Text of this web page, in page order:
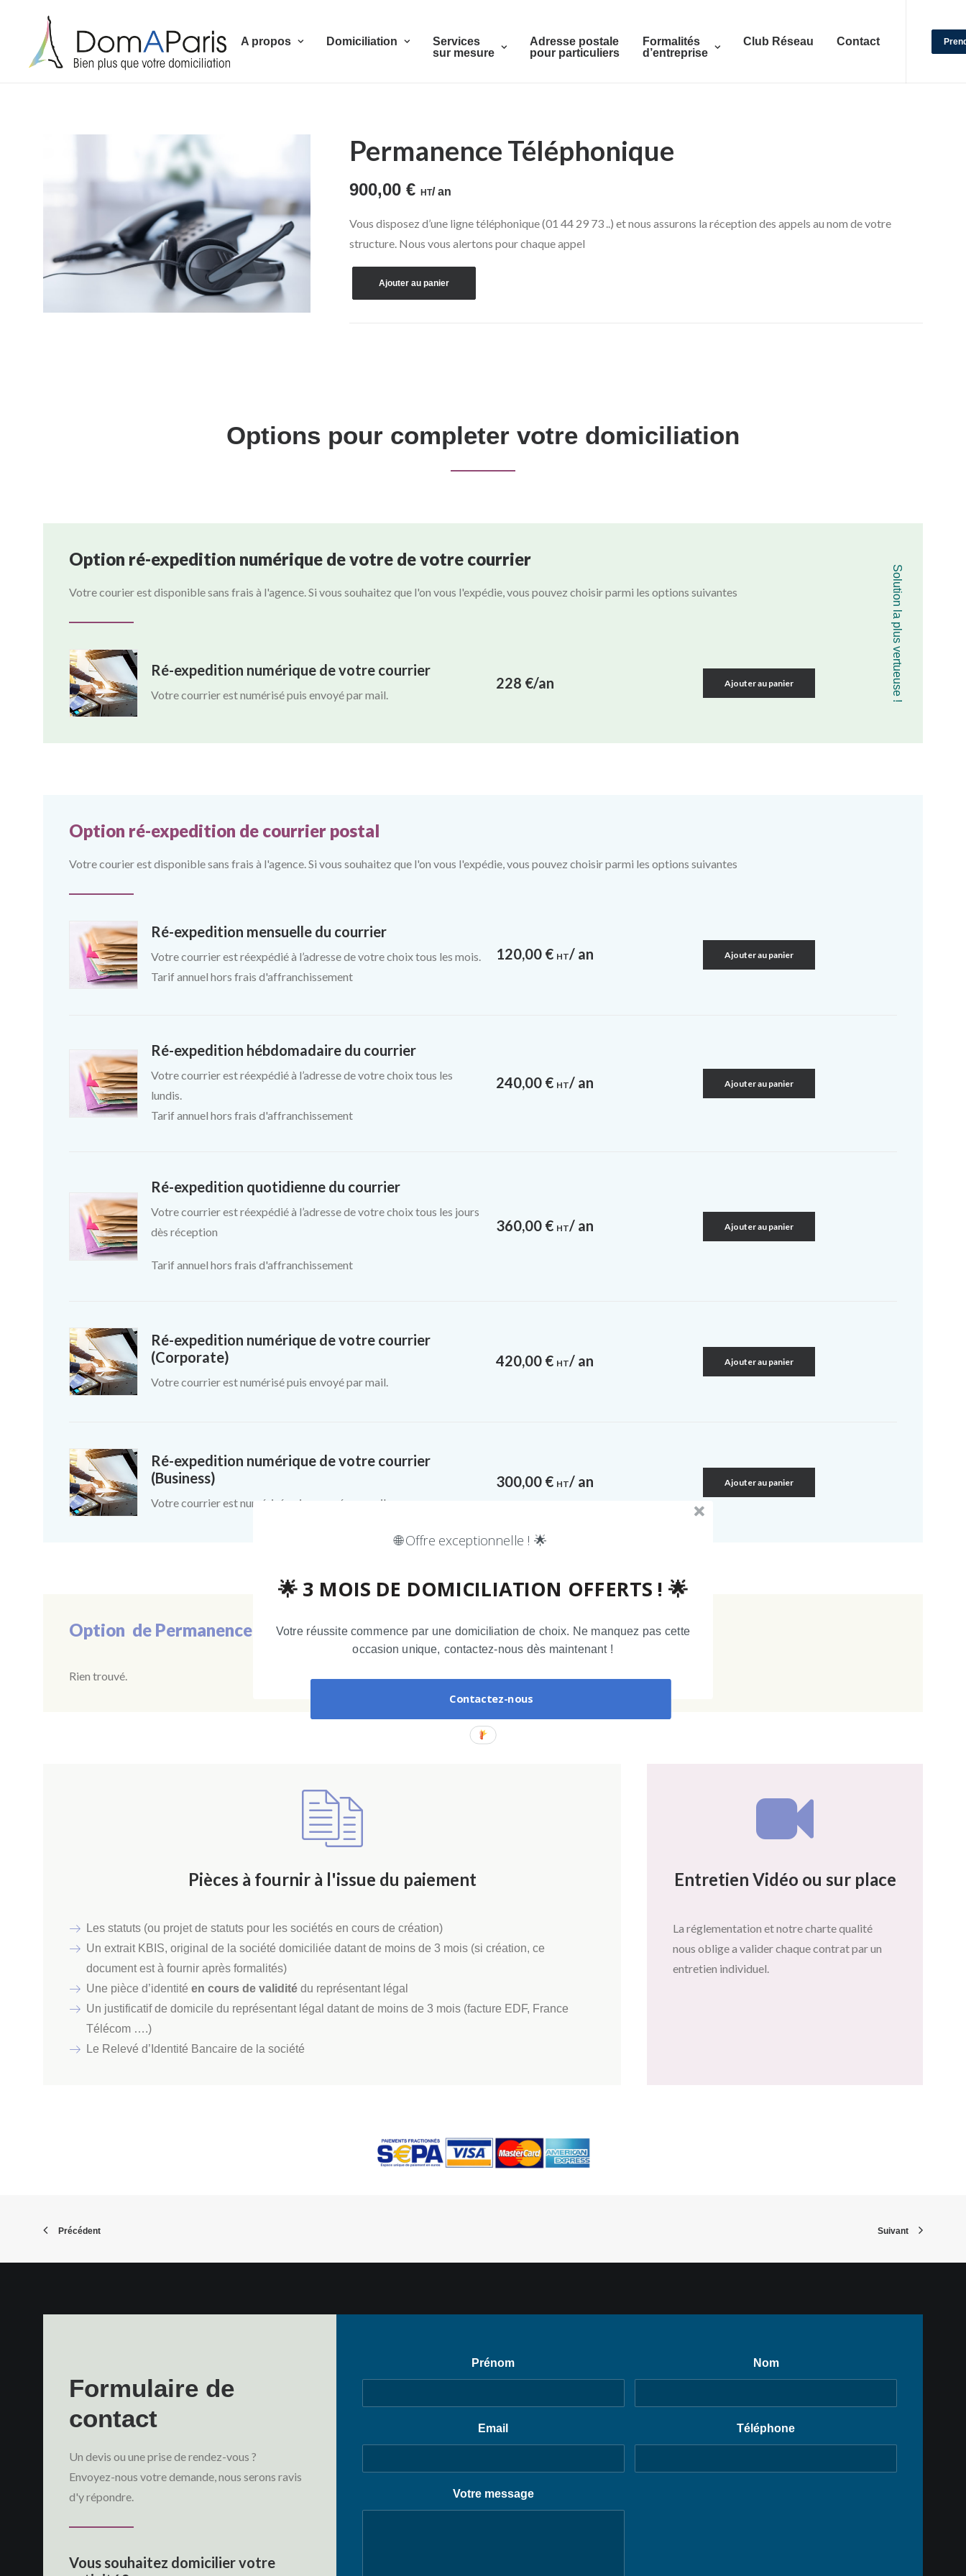
A propos Domiciliation
Services
sur mesure
Adresse postale
pour particuliers
Formalités
d’entreprise
Club Réseau Contact
Permanence Téléphonique
900,00 € HT/ an
Vous disposez d’une ligne téléphonique (01 44 29 73 ..) et nous assurons la réception des appels au nom de votre
structure. Nous vous alertons pour chaque appel
Ajouter au panier
Options pour completer votre domiciliation
Option ré-expedition numérique de votre de votre courrier
Votre courier est disponible sans frais à l'agence. Si vous souhaitez que l'on vous l'expédie, vous pouvez choisir parmi les options suivantes
Ré-expedition numérique de votre courrier
Votre courrier est numérisé puis envoyé par mail.
228 €/an Ajouter au panier Solution la plus vertueuse !
Option ré-expedition de courrier postal
Votre courier est disponible sans frais à l'agence. Si vous souhaitez que l'on vous l'expédie, vous pouvez choisir parmi les options suivantes
Ré-expedition mensuelle du courrier
Votre courrier est réexpédié à l’adresse de votre choix tous les mois.
Tarif annuel hors frais d'affranchissement
120,00 € HT/ an Ajouter au panier
Ré-expedition hébdomadaire du courrier
Votre courrier est réexpédié à l’adresse de votre choix tous les
lundis.
Tarif annuel hors frais d'affranchissement
240,00 € HT/ an Ajouter au panier
Ré-expedition quotidienne du courrier
Votre courrier est réexpédié à l’adresse de votre choix tous les jours
dès réception
Tarif annuel hors frais d'affranchissement
360,00 € HT/ an Ajouter au panier
Ré-expedition numérique de votre courrier
(Corporate)
Votre courrier est numérisé puis envoyé par mail.
420,00 € HT/ an Ajouter au panier
Ré-expedition numérique de votre courrier
(Business)
Votre courrier est numérisé puis envoyé par mail.
300,00 € HT/ an Ajouter au panier
Option de Permanence téléphonique
Rien trouvé.
Pièces à fournir à l'issue du paiement
Les statuts (ou projet de statuts pour les sociétés en cours de création)
Un extrait KBIS, original de la société domiciliée datant de moins de 3 mois (si création, ce
document est à fournir après formalités)
Une pièce d’identité en cours de validité du représentant légal
Un justificatif de domicile du représentant légal datant de moins de 3 mois (facture EDF, France
Télécom ….)
Le Relevé d’Identité Bancaire de la société
Entretien Vidéo ou sur place
La réglementation et notre charte qualité
nous oblige a valider chaque contrat par un
entretien individuel.
Précédent Suivant
Formulaire de
contact
Un devis ou une prise de rendez-vous ?
Envoyez-nous votre demande, nous serons ravis
d'y répondre.
Vous souhaitez domicilier votre
Prénom Nom
Email Téléphone
Votre message
Votre réussite commence par une domiciliation de choix. Ne manquez pas cette
occasion unique, contactez-nous dès maintenant !
Contactez-nous
🌟 3 MOIS DE DOMICILIATION OFFERTS ! 🌟
🌐 Offre exceptionnelle ! 🌟